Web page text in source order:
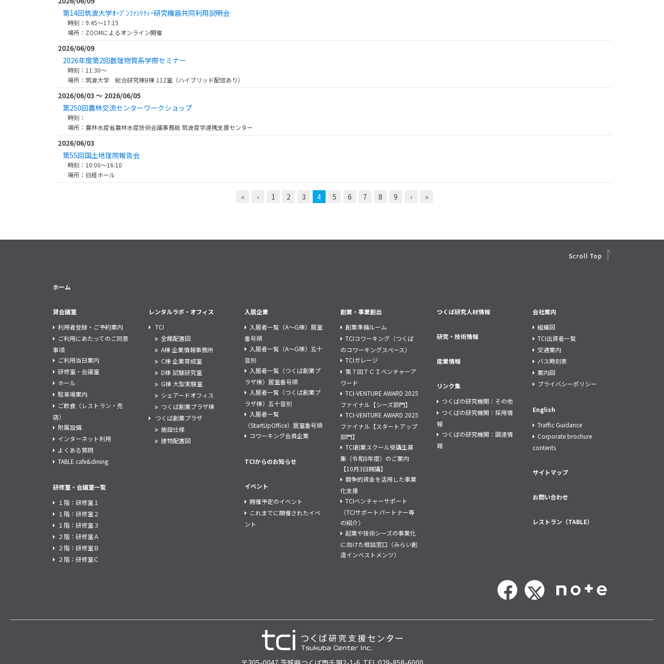
第14回筑波大学ｵｰﾌﾟﾝﾌｧｼﾘﾃｨｰ研究機器共同利用説明会
時刻：9:45～17:15
場所：ZOOMによるオンライン開催
2026/06/09
2026年度第2回数理物質系学際セミナー
時刻：11:30～
場所：筑波大学 総合研究棟B棟 112室（ハイブリッド配信あり）
2026/06/03 ～ 2026/06/05
第250回農林交流センターワークショップ
時刻：
場所：農林水産省農林水産技術会議事務局 筑波産学連携支援センター
2026/06/03
第55回国土地理院報告会
時刻：10:00～16:10
場所：日経ホール
« ‹ 1 2 3 4 5 6 7 8 9 › »
ホーム
貸会議室
利用者登録・ご予約案内
ご利用にあたってのご同意
事項
ご利用当日案内
研修室・会議室
ホール
駐車場案内
ご飲食（レストラン・売
店）
附属設備
インターネット利用
よくある質問
TABLE cafe&dining
研修室・会議室一覧
１階：研修室１
１階：研修室２
１階：研修室３
２階：研修室Ａ
２階：研修室Ｂ
２階：研修室Ｃ
レンタルラボ・オフィス
TCI
全館配置図
A棟 企業情報事務所
C棟 企業育成室
D棟 試験研究室
G棟 大型実験室
シェアードオフィス
つくば創業プラザ棟
つくば創業プラザ
施設仕様
建物配置図
入居企業
入居者一覧（A～G棟）居室
番号順
入居者一覧（A～G棟）五十
音別
入居者一覧（つくば創業プ
ラザ棟）居室番号順
入居者一覧（つくば創業プ
ラザ棟）五十音別
入居者一覧
（StartUpOffice）居室番号順
コワーキング会員企業
TCIからのお知らせ
イベント
開催予定のイベント
これまでに開催されたイベ
ント
創業・事業創出
創業準備ルーム
TCIコワーキング（つくば
のコワーキングスペース）
TCIガレージ
第７回ＴＣＩベンチャーア
ワード
TCI-VENTURE AWARD 2025
ファイナル【シーズ部門】
TCI-VENTURE AWARD 2025
ファイナル【スタートアップ
部門】
TCI創業スクール受講生募
集（令和8年度）のご案内
【10月3日開講】
競争的資金を活用した事業
化支援
TCIベンチャーサポート
（TCIサポートパートナー等
の紹介）
起業や技術シーズの事業化
に向けた相談窓口（みらい創
造インベストメンツ）
つくば研究人材情報
研究・技術情報
産業情報
リンク集
つくばの研究機関：その他
つくばの研究機関：採用情
報
つくばの研究機関：調達情
報
会社案内
組織図
TCI出資者一覧
交通案内
バス時刻表
案内図
プライバシーポリシー
English
Traffic Guidance
Corporate brochure
contents
サイトマップ
お問い合わせ
レストラン（TABLE）